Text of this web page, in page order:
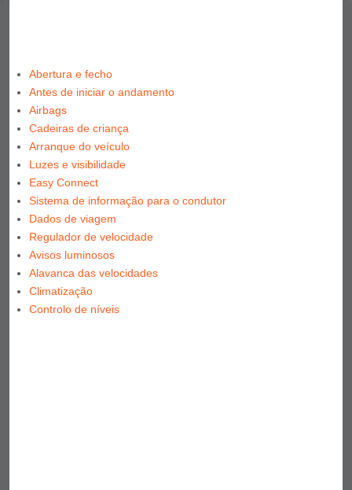
Abertura e fecho
Antes de iniciar o andamento
Airbags
Cadeiras de criança
Arranque do veículo
Luzes e visibilidade
Easy Connect
Sistema de informação para o condutor
Dados de viagem
Regulador de velocidade
Avisos luminosos
Alavanca das velocidades
Climatização
Controlo de níveis